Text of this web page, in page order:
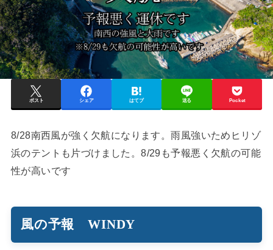
ポスト シェア はてブ 送る Pocket
8/28南西風が強く欠航になります。雨風強いためヒリゾ
浜のテントも片づけました。8/29も予報悪く欠航の可能
性が高いです
風の予報 WINDY